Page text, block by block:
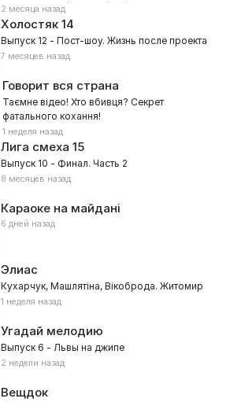
2 месяца назад
Холостяк14
Выпуск 12 - Пост-шоу. Жизнь после проекта
7 месяцев назад
Говорит вся страна
Таємне відео! Хто вбивця? Секрет
фатального кохання!
1 неделя назад
Лига смеха 15
Выпуск 10 - Финал. Часть 2
8 месяцев назад
Караоке на майдані
6 дней назад
Элиас
Кухарчук, Машлятіна, Вікоброда. Житомир
1 неделя назад
Угадай мелодию
Выпуск 6 - Львы на джипе
2 недели назад
Вещдок